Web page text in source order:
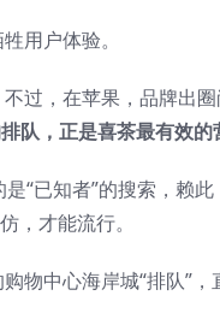
用户体验。
过，在苹果，品牌出
队，正是喜茶最有效的
“已知者”的搜索，赖
，才能流行。
物中心海岸城“排队”，